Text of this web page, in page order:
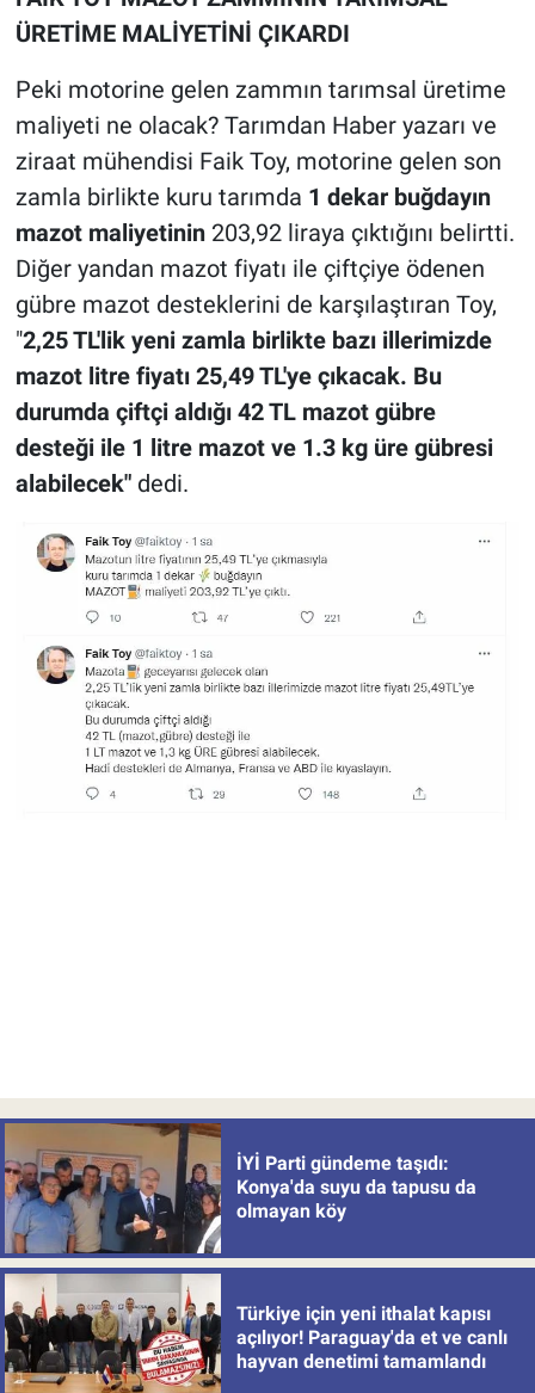
ÜRETİME MALİYETİNİ ÇIKARDI
Peki motorine gelen zammın tarımsal üretime
maliyeti ne olacak? Tarımdan Haber yazarı ve
ziraat mühendisi Faik Toy, motorine gelen son
zamla birlikte kuru tarımda 1 dekar buğdayın
mazot maliyetinin203,92 liraya çıktığını belirtti.
Diğer yandan mazot fiyatı ile çiftçiye ödenen
gübre mazot desteklerini de karşılaştıran Toy,
"2,25 TL'lik yeni zamla birlikte bazı illerimizde
mazot litre fiyatı 25,49 TL'ye çıkacak. Bu
durumda çiftçi aldığı 42 TL mazot gübre
desteği ile 1 litre mazot ve 1.3 kg üre gübresi
alabilecek"dedi.
İYİ Parti gündeme taşıdı:
Konya'da suyu da tapusu da
olmayan köy
Türkiye için yeni ithalat kapısı
açılıyor! Paraguay'da et ve canlı
hayvan denetimi tamamlandı